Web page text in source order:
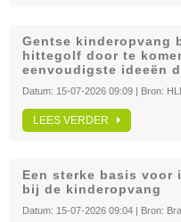
Gentse kinderopvang
hittegolf door te
eenvoudigste ideeën
Datum: 15-07-2026 09:09 | Bron:
LEES VERDER
Een sterke basis
bij de kinderopvang
Datum: 15-07-2026 09:04 | Bron: